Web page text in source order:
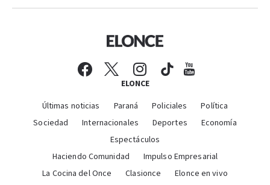
ELONCE
Últimas noticias Paraná Policiales
Política
Sociedad
Internacionales Deportes
Economía
Espectáculos
Haciendo Comunidad
Impulso Empresarial
La Cocina del Once
Clasionce
Elonce en vivo